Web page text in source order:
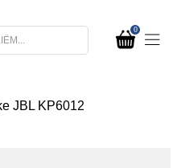
0
JBL KP6012